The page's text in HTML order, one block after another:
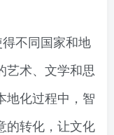
不同国家和地
艺术、文学和思
地化过程中，智
的转化，让文化